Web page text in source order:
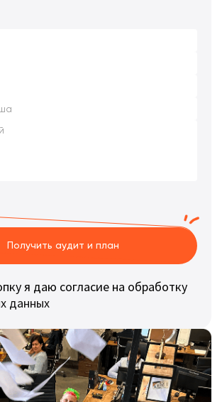
Получить аудит и план
я даю согласие на обработку
данных